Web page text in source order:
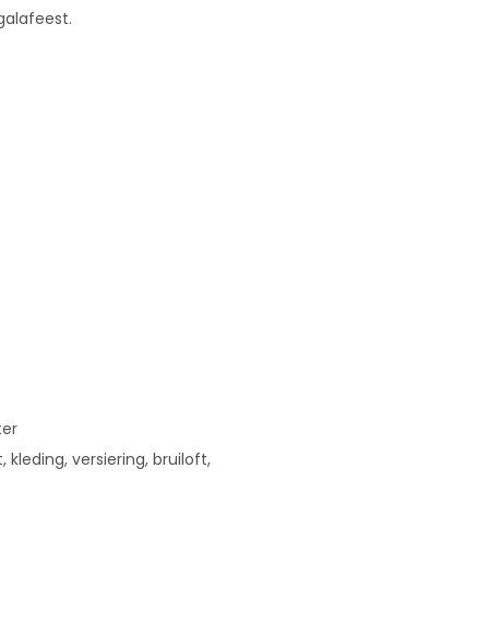
kleding, versiering, bruiloft,